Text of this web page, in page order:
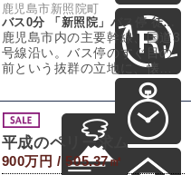
鹿児島市新照院町
バス0分 「新照院」バス停 徒歩0分
鹿児島市内の主要幹線、国道3
号線沿い。バス停のすぐ目の
前という抜群の立地に、懐か
しさと存在感を併せ持つ三階
建ての店舗兼住
平成のペリー求ム
900万円 / 505.37㎡